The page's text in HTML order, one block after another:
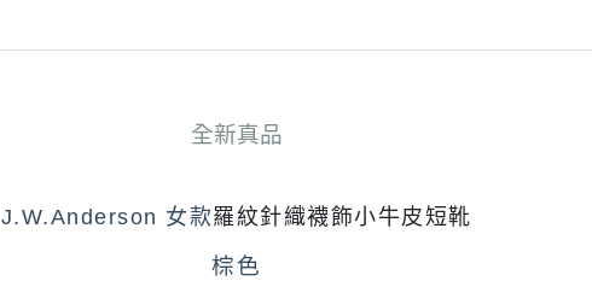
全新真品
J.W.Anderson 女款羅紋針織襪飾小牛皮短靴
棕色